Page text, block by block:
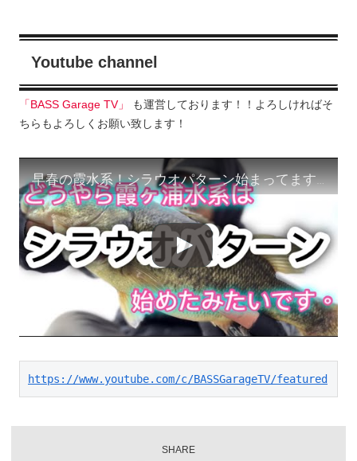
Youtube channel
「BASS Garage TV」
も運営しております！！よろしければそ
ちらもよろしくお願い致します！
早春の霞水系！シラウオパターン始まってます！！
https://www.youtube.com/c/BASSGarageTV/featured
SHARE